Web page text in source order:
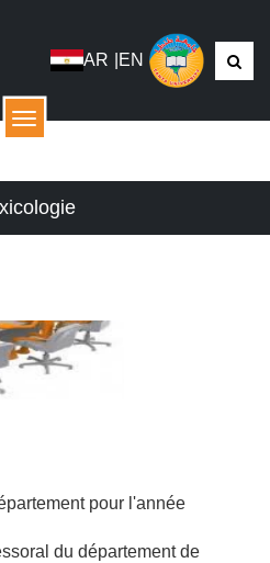
AR EN
menu
pour l'année
du département de